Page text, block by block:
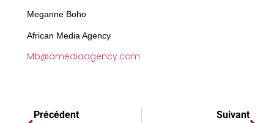
Meganne Boho
African Media Agency
Mb@amediaagency.com
Précédent Suivant